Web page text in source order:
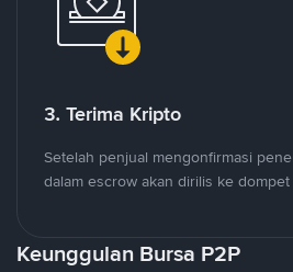
3. Terima Kripto
Setelah penjual mengonfirmasi
dalam escrow akan dirilis ke dompet
Keunggulan Bursa P2P